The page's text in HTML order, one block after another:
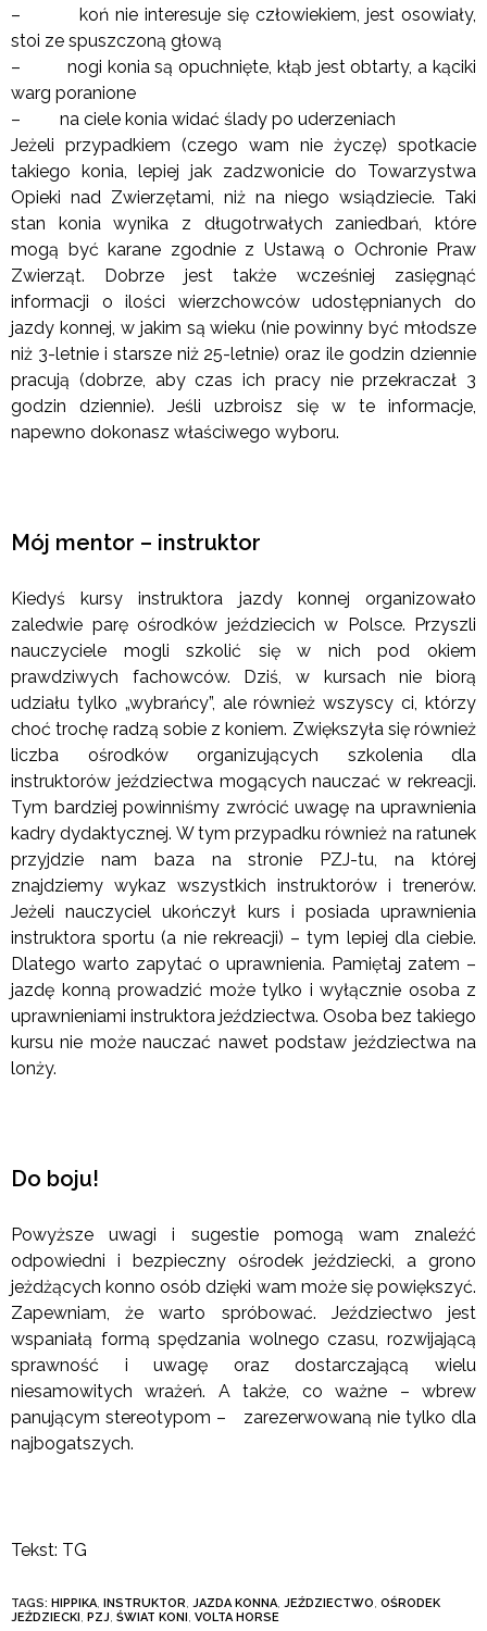
– koń nie interesuje się człowiekiem, jest osowiały,
stoi ze spuszczoną głową
– nogi konia są opuchnięte, kłąb jest obtarty, a kąciki
warg poranione
– na ciele konia widać ślady po uderzeniach
Jeżeli przypadkiem (czego wam nie życzę) spotkacie
takiego konia, lepiej jak zadzwonicie do Towarzystwa
Opieki nad Zwierzętami, niż na niego wsiądziecie. Taki
stan konia wynika z długotrwałych zaniedbań, które
mogą być karane zgodnie z Ustawą o Ochronie Praw
Zwierząt. Dobrze jest także wcześniej zasięgnąć
informacji o ilości wierzchowców udostępnianych do
jazdy konnej, w jakim są wieku (nie powinny być młodsze
niż 3-letnie i starsze niż 25-letnie) oraz ile godzin dziennie
pracują (dobrze, aby czas ich pracy nie przekraczał 3
godzin dziennie). Jeśli uzbroisz się w te informacje,
napewno dokonasz właściwego wyboru.
Mój mentor – instruktor
Kiedyś kursy instruktora jazdy konnej organizowało
zaledwie parę ośrodków jeździecich w Polsce. Przyszli
nauczyciele mogli szkolić się w nich pod okiem
prawdziwych fachowców. Dziś, w kursach nie biorą
udziału tylko „wybrańcy”, ale również wszyscy ci, którzy
choć trochę radzą sobie z koniem. Zwiększyła się również
liczba ośrodków organizujących szkolenia dla
instruktorów jeździectwa mogących nauczać w rekreacji.
Tym bardziej powinniśmy zwrócić uwagę na uprawnienia
kadry dydaktycznej. W tym przypadku również na ratunek
przyjdzie nam baza na stronie PZJ-tu, na której
znajdziemy wykaz wszystkich instruktorów i trenerów.
Jeżeli nauczyciel ukończył kurs i posiada uprawnienia
instruktora sportu (a nie rekreacji) – tym lepiej dla ciebie.
Dlatego warto zapytać o uprawnienia. Pamiętaj zatem –
jazdę konną prowadzić może tylko i wyłącznie osoba z
uprawnieniami instruktora jeździectwa. Osoba bez takiego
kursu nie może nauczać nawet podstaw jeździectwa na
lonży.
Do boju!
Powyższe uwagi i sugestie pomogą wam znaleźć
odpowiedni i bezpieczny ośrodek jeździecki, a grono
jeżdżących konno osób dzięki wam może się powiększyć.
Zapewniam, że warto spróbować. Jeździectwo jest
wspaniałą formą spędzania wolnego czasu, rozwijającą
sprawność i uwagę oraz dostarczającą wielu
niesamowitych wrażeń. A także, co ważne – wbrew
panującym stereotypom – zarezerwowaną nie tylko dla
najbogatszych.
Tekst: TG
TAGS: HIPPIKA, INSTRUKTOR, JAZDA KONNA, JEŹDZIECTWO, OŚRODEK
JEŹDZIECKI, PZJ, ŚWIAT KONI, VOLTA HORSE